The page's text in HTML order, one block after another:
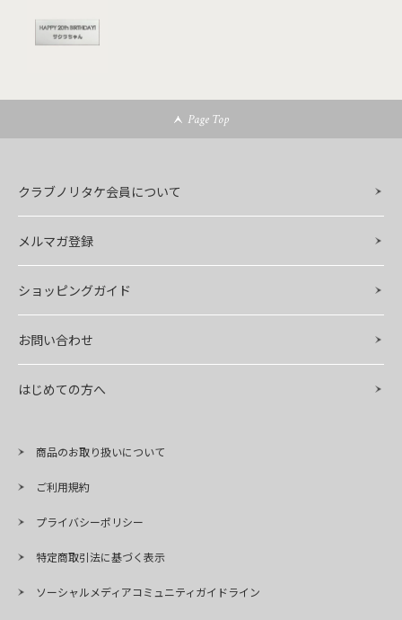
Page Top
クラブノリタケ会員について
メルマガ登録
ショッピングガイド
お問い合わせ
はじめての方へ
商品のお取り扱いについて
ご利用規約
プライバシーポリシー
特定商取引法に基づく表示
ソーシャルメディアコミュニティガイドライン